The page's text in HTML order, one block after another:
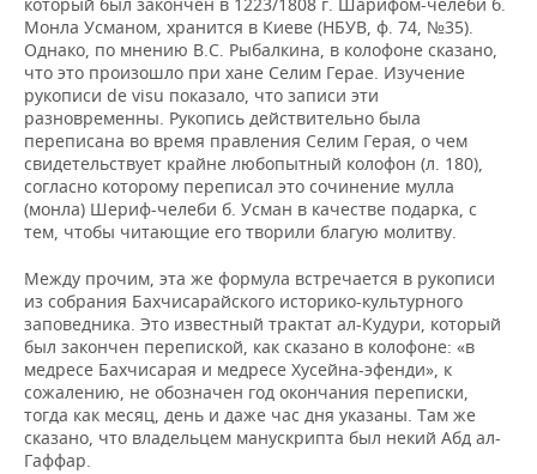
Монла Усманом, хранится в Киеве (НБУВ, ф. 74, №35).
Однако, по мнению В.С. Рыбалкина, в колофоне сказано,
что это произошло при хане Селим Герае. Изучение
рукописи de visu показало, что записи эти
разновременны. Рукопись действительно была
переписана во время правления Селим Герая, о чем
свидетельствует крайне любопытный колофон (л. 180),
согласно которому переписал это сочинение мулла
(монла) Шериф-челеби б. Усман в качестве подарка, с
тем, чтобы читающие его творили благую молитву.
Между прочим, эта же формула встречается в рукописи
из собрания Бахчисарайского историко-культурного
заповедника. Это известный трактат ал-Кудури, который
был закончен перепиской, как сказано в колофоне: «в
медресе Бахчисарая и медресе Хусейна-эфенди», к
сожалению, не обозначен год окончания переписки,
тогда как месяц, день и даже час дня указаны. Там же
сказано, что владельцем манускрипта был некий Абд ал-
Гаффар.